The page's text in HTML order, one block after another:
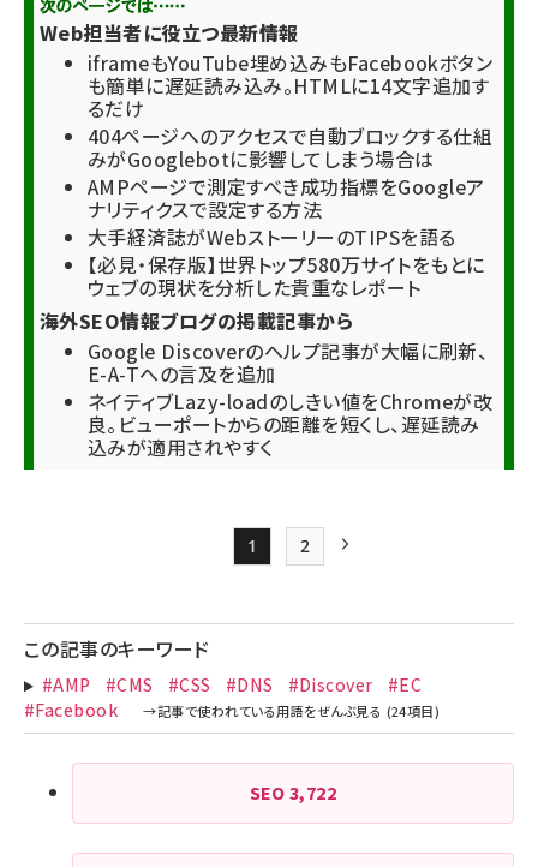
Web担当者に役立つ最新情報
iframeもYouTube埋め込みもFacebookボタン
も簡単に遅延読み込み。HTMLに14文字追加す
るだけ
404ページへのアクセスで自動ブロックする仕組
みがGooglebotに影響してしまう場合は
AMPページで測定すべき成功指標をGoogleア
ナリティクスで設定する方法
大手経済誌がWebストーリーのTIPSを語る
【必見・保存版】世界トップ580万サイトをもとに
ウェブの現状を分析した貴重なレポート
海外SEO情報ブログの掲載記事から
Google Discoverのヘルプ記事が大幅に刷新、
E-A-Tへの言及を追加
ネイティブLazy-loadのしきい値をChromeが改
良。ビューポートからの距離を短くし、遅延読み
込みが適用されやすく
送
り
Page
1
Page
2
この記事のキーワード
#AMP #CMS #CSS #DNS #Discover
#EC
#Facebook
SEO 3,722